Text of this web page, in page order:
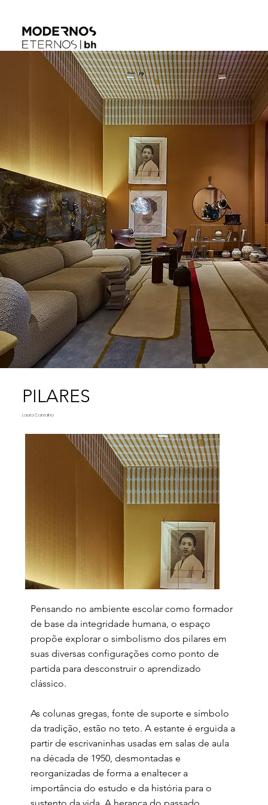
PILARES
Laura Carvalho
Pensando no ambiente escolar como formador
de base da integridade humana, o espaço
propõe explorar o simbolismo dos pilares em
suas diversas configurações como ponto de
partida para desconstruir o aprendizado
clássico.
As colunas gregas, fonte de suporte e símbolo
da tradição, estão no teto. A estante é erguida a
partir de escrivaninhas usadas em salas de aula
na década de 1950, desmontadas e
reorganizadas de forma a enaltecer a
importância do estudo e da história para o